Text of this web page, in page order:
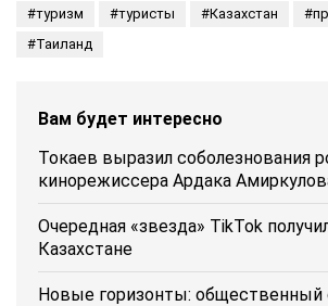
туризм туристы Казахстан
Таиланд
Вам будет интересно
Токаев выразил соболезнования
кинорежиссера Ардака
Очередная «звезда» TikTok
Казахстане
Новые горизонты: общественный